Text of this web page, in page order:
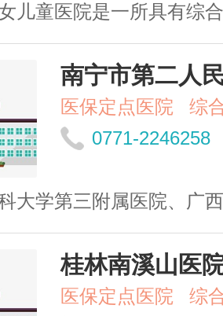
儿童医院是一所具有综合实
南宁市第二人
医保定点医院
综
0771-2246258
大学第三附属医院、广西医
桂林南溪山医
医保定点医院
综